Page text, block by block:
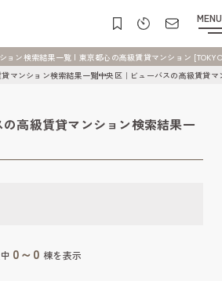
MENU
ョン検索結果一覧 | 東京都心の高級賃貸マンション
マンション検索結果一覧中央区｜ビューバスの高級賃貸
高級賃貸マンション検索結果一
0～0棟を表示